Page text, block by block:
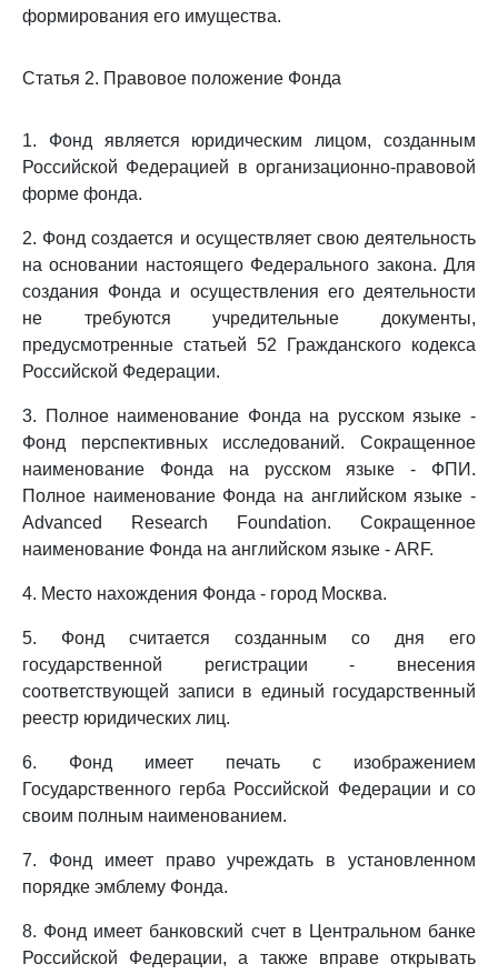
формирования его имущества.
Статья 2. Правовое положение Фонда
1. Фонд является юридическим лицом, созданным
Российской Федерацией в организационно-правовой
форме фонда.
2. Фонд создается и осуществляет свою деятельность
на основании настоящего Федерального закона. Для
создания Фонда и осуществления его деятельности
не требуются учредительные документы,
предусмотренные статьей 52 Гражданского кодекса
Российской Федерации.
3. Полное наименование Фонда на русском языке -
Фонд перспективных исследований. Сокращенное
наименование Фонда на русском языке - ФПИ.
Полное наименование Фонда на английском языке -
Advanced Research Foundation. Сокращенное
наименование Фонда на английском языке - ARF.
4. Место нахождения Фонда - город Москва.
5. Фонд считается созданным со дня его
государственной регистрации - внесения
соответствующей записи в единый государственный
реестр юридических лиц.
6. Фонд имеет печать с изображением
Государственного герба Российской Федерации и со
своим полным наименованием.
7. Фонд имеет право учреждать в установленном
порядке эмблему Фонда.
8. Фонд имеет банковский счет в Центральном банке
Российской Федерации, а также вправе открывать